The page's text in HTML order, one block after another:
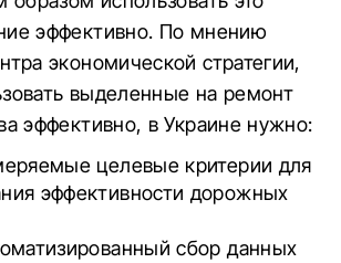
эффективно. По мнению
экономической стратегии,
выделенные на ремонт
эффективно, в Украине нужно:
целевые критерии для
эффективности дорожных
сбор данных